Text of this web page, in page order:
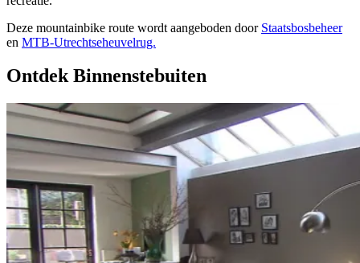
Deze mountainbike route wordt aangeboden door Staatsbosbeheer
en MTB-Utrechtseheuvelrug.
Ontdek Binnenstebuiten